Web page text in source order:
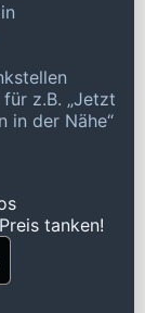
z.B. „Jetzt
in der Nähe“
tanken!